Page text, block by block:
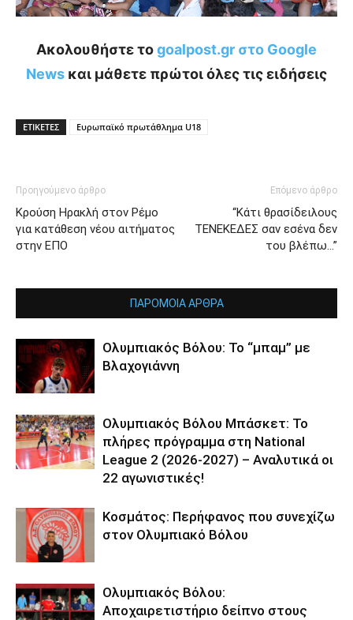
Ακολουθήστε τοgoalpost.gr στο Google
News και μάθετε πρώτοι όλες τις ειδήσεις
ΕΤΙΚΕΤΕΣ Ευρωπαϊκό πρωτάθλημα U18
Προηγούμενο άρθρο
Κρούση Ηρακλή στον Ρέμο
για κατάθεση νέου αιτήματος
στην ΕΠΟ
Επόμενο άρθρο
“Κάτι θρασίδειλους
ΤΕΝΕΚΕΔΕΣ σαν εσένα δεν
του βλέπω…”
ΠΑΡΟΜΟΙΑ ΑΡΘΡΑ
Ολυμπιακός Βόλου: Το “μπαμ” με
Βλαχογιάννη
Ολυμπιακός Βόλου Μπάσκετ: Το
πλήρες πρόγραμμα στη National
League 2 (2026-2027) – Αναλυτικά οι
22 αγωνιστικές!
Κοσμάτος: Περήφανος που συνεχίζω
στον Ολυμπιακό Βόλου
Ολυμπιακός Βόλου:
Αποχαιρετιστήριο δείπνο στους